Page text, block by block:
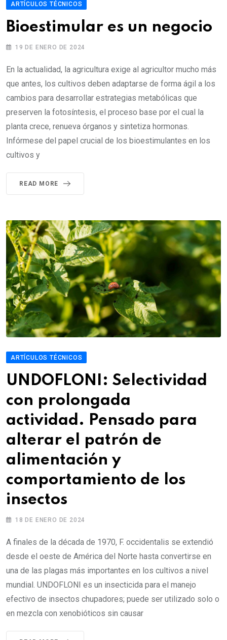
ARTÍCULOS TÉCNICOS
Bioestimular es un negocio
19 DE ENERO DE 2024
En la actualidad, la agricultura exige al agricultor mucho más
que antes, los cultivos deben adaptarse de forma ágil a los
cambios para desarrollar estrategias metabólicas que
preserven la fotosíntesis, el proceso base por el cual la
planta crece, renueva órganos y sintetiza hormonas.
Infórmese del papel crucial de los bioestimulantes en los
cultivos y
READ MORE
ARTÍCULOS TÉCNICOS
UNDOFLONI: Selectividad
con prolongada
actividad. Pensado para
alterar el patrón de
alimentación y
comportamiento de los
insectos
18 DE ENERO DE 2024
A finales de la década de 1970, F. occidentalis se extendió
desde el oeste de América del Norte hasta convertirse en
una de las plagas más importantes en los cultivos a nivel
mundial. UNDOFLONI es un insecticida para el manejo
efectivo de insectos chupadores; puede ser utilizado solo o
en mezcla con xenobióticos sin causar